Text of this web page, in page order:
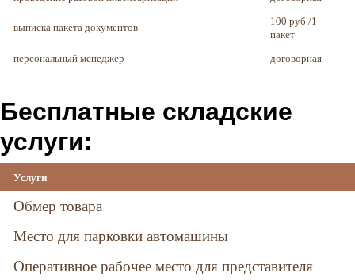
выписка пакета документов
100 руб /1
пакет
персональный менеджер
договорная
Бесплатные складские
услуги:
Услуги
Обмер товара
Место для парковки автомашины
Оперативное рабочее место для представителя